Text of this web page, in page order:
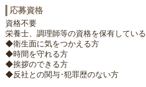
応募資格
資格不要
栄養士、調理師等の資格を保有している
◆衛生面に気をつかえる方
◆時間を守れる方
◆挨拶のできる方
◆反社との関与･犯罪歴のない方